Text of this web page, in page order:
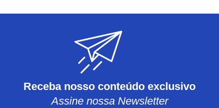
Receba nosso conteúdo exclusivo
Assine nossa Newsletter